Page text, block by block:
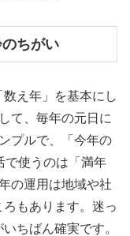
ちがい
え年」を基本にし
て、毎年の元日に
プルで、「今年の
で使うのは「満年
の運用は地域や社
もあります。迷っ
ちばん確実です。